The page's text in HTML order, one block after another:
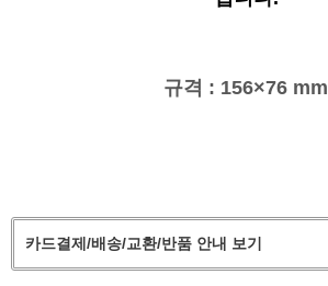
규격 : 156×76 mm
카드결제/배송/교환/반품 안내 보기